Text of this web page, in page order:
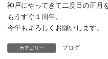
神戸にやってきて二度目の正月
もうすぐ１周年。
今年もよろしくお願いします。
カテゴリー ブログ